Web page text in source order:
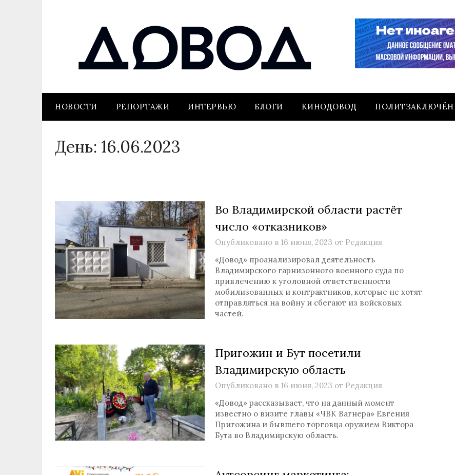
НОВОСТИ РЕПОРТАЖИ ИНТЕРВЬЮ БЛОГИ КИНОДОВОД
День: 16.06.2023
Во Владимирской области растёт
число «отказников»
Опубликовано в 16 июня, 2023 от Редакция
«Довод» проанализировал деятельность
Владимирского гарнизонного военного суда по
привлечению к уголовной ответственности
мобилизованных и контрактников, которые не хотят
отправляться на войну и сбегают из войсковых
частей.
Пригожин и Бут посетили
Владимирскую область
Опубликовано в 16 июня, 2023 от Редакция
«Довод» рассказывает, что на данный момент
известно о визите главы «ЧВК Вагнера» Евгения
Пригожина и бывшего торговца оружием Виктора
Бута во Владимирскую область.